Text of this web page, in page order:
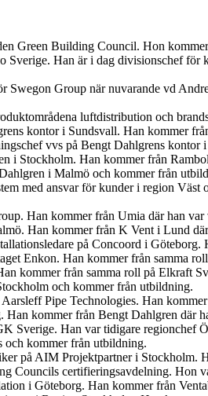
Green Building Council. Hon
Han är i dag divisionschef för
Group när nuvarande vd
luftdistribution och
kontor i Sundsvall. Han kommer
vvs på Bengt Dahlgrens kontor
i Stockholm. Han kommer från
i Malmö och kommer från
med ansvar för kunder i region
Han kommer från Umia där han
Han kommer från K Vent i Lund
på Concoord i
Enkon. Han kommer från samma
kommer från samma roll på Elkraft
och kommer från utbildning.
Pipe Technologies. Han
kommer från Bengt Dahlgren där
Sverige. Han var tidigare regionchef
och kommer från utbildning.
på AIM Projektpartner i
Councils certifieringsavdelning. Hon
i Göteborg. Han kommer från